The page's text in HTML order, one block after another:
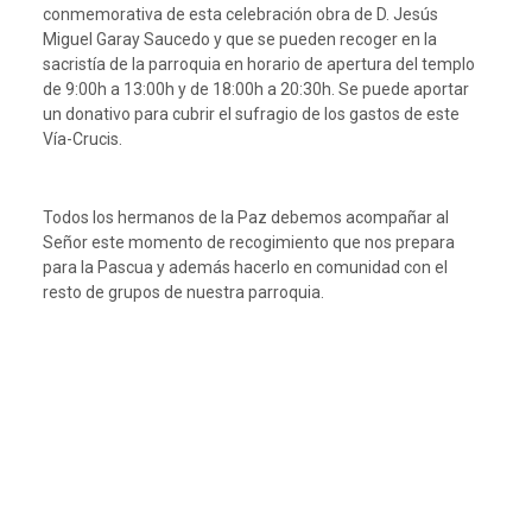
conmemorativa de esta celebración obra de D. Jesús
Miguel Garay Saucedo y que se pueden recoger en la
sacristía de la parroquia en horario de apertura del templo
de 9:00h a 13:00h y de 18:00h a 20:30h. Se puede aportar
un donativo para cubrir el sufragio de los gastos de este
Vía-Crucis.
Todos los hermanos de la Paz debemos acompañar al
Señor este momento de recogimiento que nos prepara
para la Pascua y además hacerlo en comunidad con el
resto de grupos de nuestra parroquia.